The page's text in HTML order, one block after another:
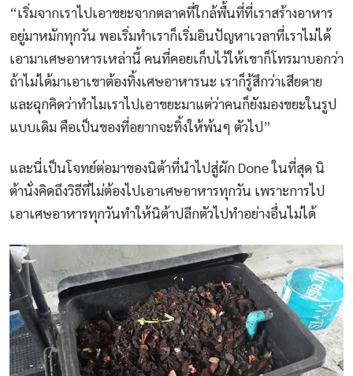
“เริ่มจากเราไปเอาขยะจากตลาดที่ใกล้พื้นที่ที่เราสร้างอาหาร
อยู่มาหมักทุกวัน พอเริ่มทำเราก็เริ่มอินปัญหาเวลาที่เราไม่ได้
เอามาเศษอาหารเหล่านี้ คนที่คอยเก็บไว้ให้เขาก็โทรมาบอกว่า
ถ้าไม่ได้มาเอาเขาต้องทิ้งเศษอาหารนะ เราก็รู้สึกว่าเสียดาย
และฉุกคิดว่าทำไมเราไปเอาขยะมาแต่ว่าคนก็ยังมองขยะในรูป
แบบเดิม คือเป็นของที่อยากจะทิ้งให้พ้นๆ ตัวไป”
และนี่เป็นโจทย์ต่อมาของนิต้าที่นำไปสู่ผัก Done ในที่สุด นิ
ต้านั่งคิดถึงวิธีที่ไม่ต้องไปเอาเศษอาหารทุกวัน เพราะการไป
เอาเศษอาหารทุกวันทำให้นิต้าปลีกตัวไปทำอย่างอื่นไม่ได้